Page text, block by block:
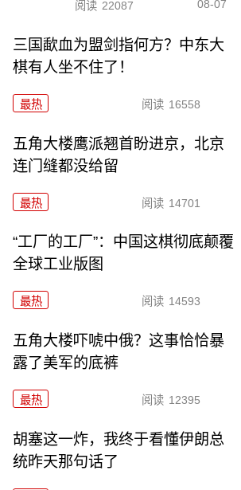
阅读 22087 08-07
三国歃血为盟剑指何方？中东大
棋有人坐不住了！
最热 阅读 16558
五角大楼鹰派翘首盼进京，北京
连门缝都没给留
最热 阅读 14701
“工厂的工厂”：中国这棋彻底颠覆
全球工业版图
最热 阅读 14593
五角大楼吓唬中俄？这事恰恰暴
露了美军的底裤
最热 阅读 12395
胡塞这一炸，我终于看懂伊朗总
统昨天那句话了